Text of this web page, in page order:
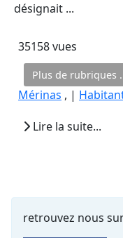
désignait ...
35158 vues
Plus de rubriques
Mérinas , |
Lire la suite...
retrouvez nous